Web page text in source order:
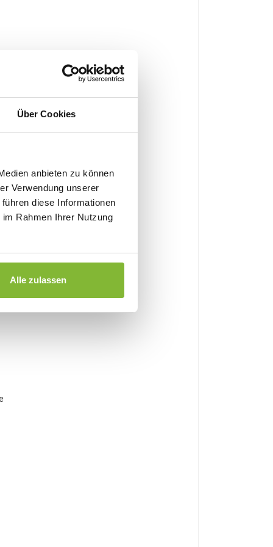
Über Cookies
anbieten zu können
Verwendung unserer
diese Informationen
Rahmen Ihrer Nutzung
Alle zulassen